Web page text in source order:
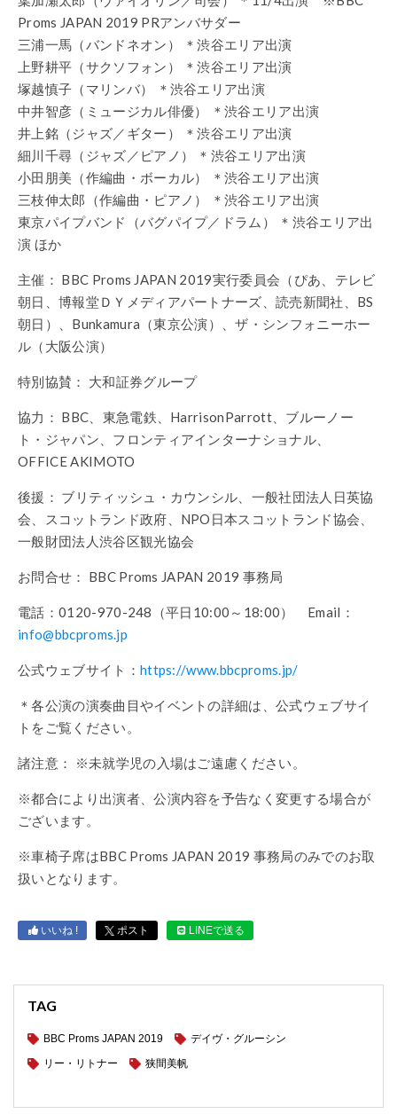
Proms JAPAN 2019 PRアンバサダー
三浦一馬（バンドネオン） ＊渋谷エリア出演
上野耕平（サクソフォン） ＊渋谷エリア出演
塚越慎子（マリンバ） ＊渋谷エリア出演
中井智彦（ミュージカル俳優） ＊渋谷エリア出演
井上銘（ジャズ／ギター） ＊渋谷エリア出演
細川千尋（ジャズ／ピアノ） ＊渋谷エリア出演
小田朋美（作編曲・ボーカル） ＊渋谷エリア出演
三枝伸太郎（作編曲・ピアノ） ＊渋谷エリア出演
東京パイプバンド（バグパイプ／ドラム） ＊渋谷エリア出
演 ほか
主催： BBC Proms JAPAN 2019実行委員会（ぴあ、テレビ
朝日、博報堂ＤＹメディアパートナーズ、読売新聞社、BS
朝日）、Bunkamura（東京公演）、ザ・シンフォニーホー
ル（大阪公演）
特別協賛： 大和証券グループ
協力： BBC、東急電鉄、HarrisonParrott、ブルーノー
ト・ジャパン、フロンティアインターナショナル、
OFFICE AKIMOTO
後援： ブリティッシュ・カウンシル、一般社団法人日英協
会、スコットランド政府、NPO日本スコットランド協会、
一般財団法人渋谷区観光協会
お問合せ： BBC Proms JAPAN 2019 事務局
電話：0120-970-248（平日10:00～18:00） Email：
info@bbcproms.jp
公式ウェブサイト： https://www.bbcproms.jp/
＊各公演の演奏曲目やイベントの詳細は、公式ウェブサイ
トをご覧ください。
諸注意： ※未就学児の入場はご遠慮ください。
※都合により出演者、公演内容を予告なく変更する場合が
ございます。
※車椅子席はBBC Proms JAPAN 2019 事務局のみでのお取
扱いとなります。
いいね ! ポスト LINEで送る
TAG
BBC Proms JAPAN 2019
デイヴ・グルーシン
リー・リトナー
狭間美帆